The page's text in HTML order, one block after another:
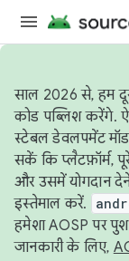
साल 2026 से, हम
कोड पब्लिश करेंगे.
स्टेबल डेवलपमेंट
सकें कि प्लैटफ़ॉर्म,
और उसमें योगदान
इस्तेमाल करें.
हमेशा AOSP पर
जानकारी के लिए,